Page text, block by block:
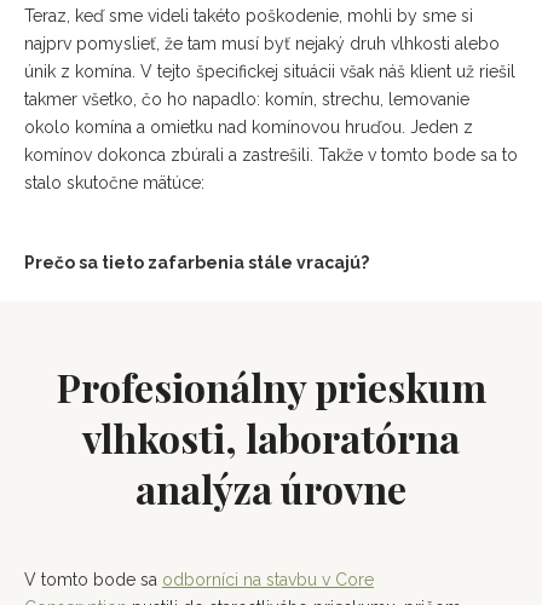
Teraz, keď sme videli takéto poškodenie, mohli by sme si
najprv pomyslieť, že tam musí byť nejaký druh vlhkosti alebo
únik z komína. V tejto špecifickej situácii však náš klient už riešil
takmer všetko, čo ho napadlo: komín, strechu, lemovanie
okolo komína a omietku nad komínovou hruďou. Jeden z
komínov dokonca zbúrali a zastrešili. Takže v tomto bode sa to
stalo skutočne mätúce:
Prečo sa tieto zafarbenia stále vracajú?
Profesionálny prieskum
vlhkosti, laboratórna
analýza úrovne
V tomto bode sa odborníci na stavbu v Core